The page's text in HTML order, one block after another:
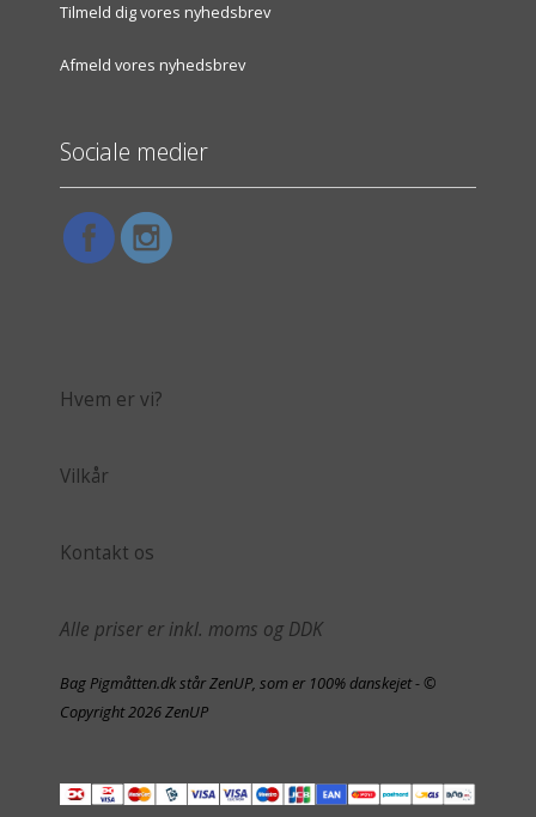
Tilmeld dig vores nyhedsbrev
Afmeld vores nyhedsbrev
Sociale medier
Hvem er vi?
Vilkår
Kontakt os
Alle priser er inkl. moms og DDK
Bag Pigmåtten.dk står ZenUP, som er 100% danskejet - ©
Copyright 2026 ZenUP